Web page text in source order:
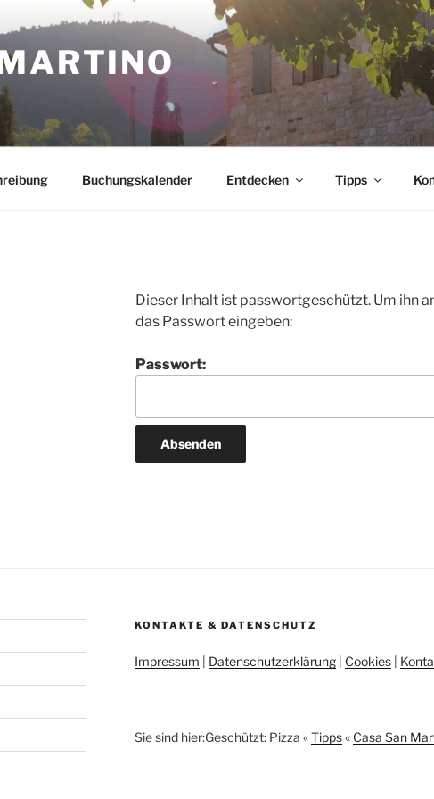
Buchungskalender Entdecken Tipps
Dieser Inhalt ist passwortgeschützt. Um ihn
das Passwort eingeben:
Passwort:
KONTAKTE & DATENSCHUTZ
Impressum Datenschutzerklärung| Cookies|
Sie sind hier:Geschützt: Pizza «Tipps« Casa San